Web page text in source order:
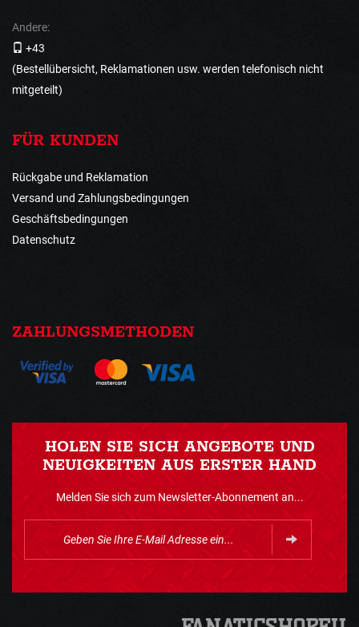
Andere:
+43
(Bestellübersicht, Reklamationen usw. werden telefonisch nicht
mitgeteilt)
FÜR KUNDEN
Rückgabe und Reklamation
Versand und Zahlungsbedingungen
Geschäftsbedingungen
Datenschutz
ZAHLUNGSMETHODEN
HOLEN SIE SICH ANGEBOTE UND
NEUIGKEITEN AUS ERSTER HAND
Melden Sie sich zum Newsletter-Abonnement an...